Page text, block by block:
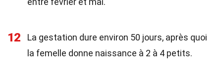
12
La gestation dure environ 50 jours, après quoi
la femelle donne naissance à 2 à 4 petits.